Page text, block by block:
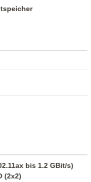
bis 1.2 GBit/s)
(2x2)